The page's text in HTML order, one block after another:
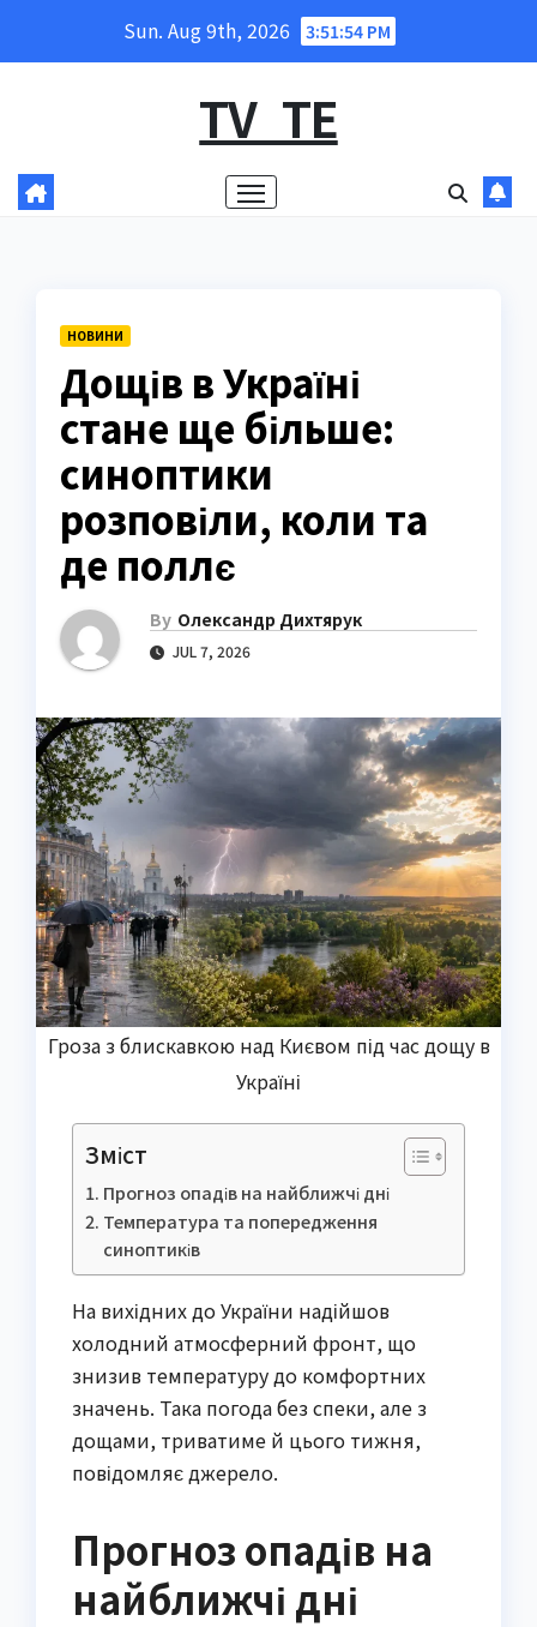
Sun. Aug 9th, 2026 3:51:55 PM
TV_TE
НОВИНИ
Дощів в Україні
стане ще більше:
синоптики
розповіли, коли та
де поллє
By Олександр Дихтярук
JUL 7, 2026
Гроза з блискавкою над Києвом під час дощу в
Україні
Зміст
Прогноз опадів на найближчі дні
Температура та попередження
синоптиків
На вихідних до України надійшов
холодний атмосферний фронт, що
знизив температуру до комфортних
значень. Така погода без спеки, але з
дощами, триватиме й цього тижня,
повідомляє джерело.
Прогноз опадів на
найближчі дні